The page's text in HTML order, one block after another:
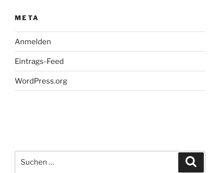
META
Anmelden
Eintrags-Feed
WordPress.org
nach: